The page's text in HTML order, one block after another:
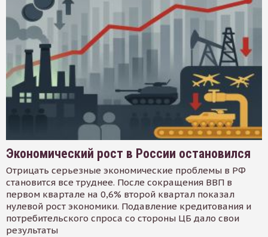
Экономический рост в России остановился
Отрицать серьезные экономические проблемы в РФ
становится все труднее. После сокращения ВВП в
первом квартале на 0,6% второй квартал показал
нулевой рост экономики. Подавление кредитования и
потребительского спроса со стороны ЦБ дало свои
результаты